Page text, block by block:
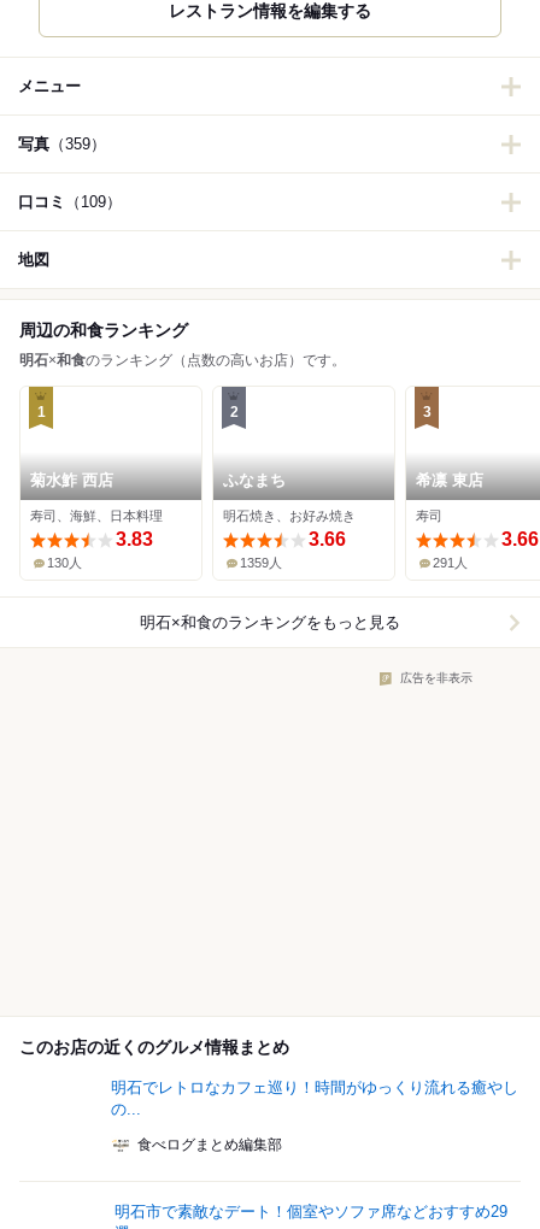
メニュー
写真 （359）
口コミ （109）
地図
周辺の和食ランキング
明石×和食のランキング（点数の高いお店）です。
1
菊水鮓 西店
寿司、海鮮、日本料理
3.83
130人
2
ふなまち
明石焼き、お好み焼き
3.66
1359人
3
希凛 東店
寿司
3.66
291人
明石×和食のランキングをもっと見る
広告を非表示
このお店の近くのグルメ情報まとめ
明石でレトロなカフェ巡り！時間がゆっくり流れる癒やし
の...
食べログまとめ編集部
明石市で素敵なデート！個室やソファ席などおすすめ29